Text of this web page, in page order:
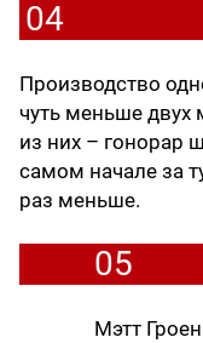
04
Производство
чуть меньше
из них – гонорар
самом начале за
раз меньше.
05
Мэтт